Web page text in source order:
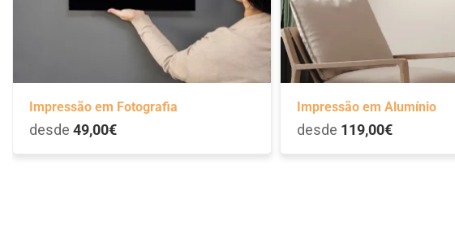
Impressão em Fotografia
desde 49,00€
Impressão em Alumínio
desde 119,00€